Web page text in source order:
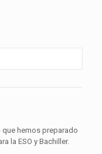
hemos preparado
la ESO y Bachiller.